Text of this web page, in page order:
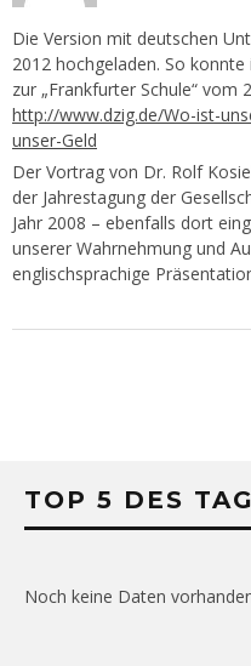
Die Version mit deutschen
2012 hochgeladen. So
zur „Frankfurter Schule“ vom
http://www.dzig.de/Wo-ist-
unser-Geld
Der Vortrag von Dr. Rolf
der Jahrestagung der
Jahr 2008 – ebenfalls dort
unserer Wahrnehmung und
englischsprachige
TOP 5 DES
Noch keine Daten